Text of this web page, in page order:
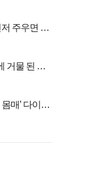
주우면 최
거물 된 사
매’ 다이어